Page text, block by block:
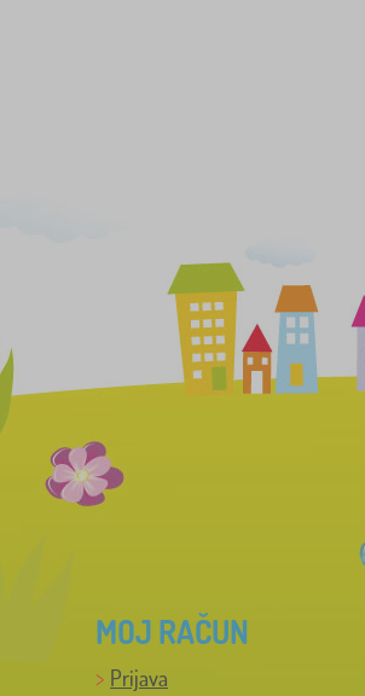
MOJ RAČUN
Prijava